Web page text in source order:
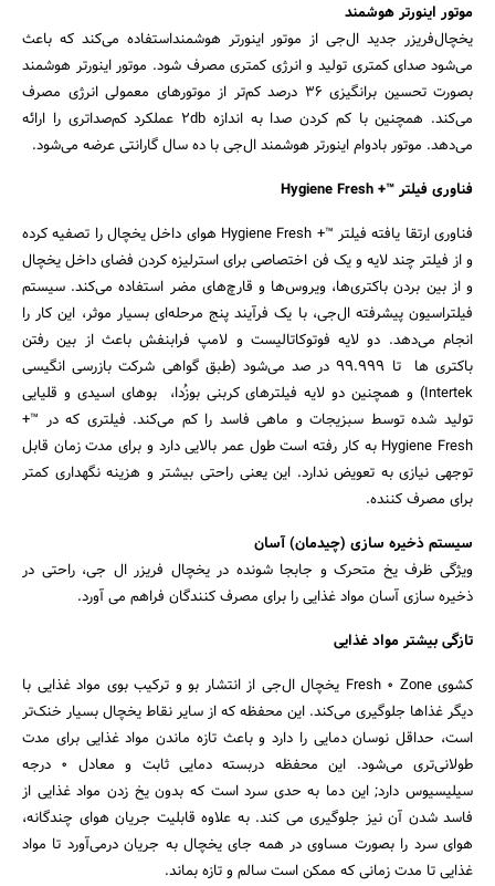
موتور اینورتر هوشمند
یخچال‌فریزر جدید ال‌جی از موتور اینورتر هوشمنداستفاده می‌کند که باعث
می‌شود صدای کمتری تولید و انرژی کمتری مصرف شود. موتور اینورتر هوشمند
بصورت تحسین برانگیزی 36 درصد کم‌تر از موتورهای معمولی انرژی مصرف
می‌کند. همچنین با کم کردن صدا به اندازه 2db عملکرد کم‌صداتری را ارائه
می‌دهد. موتور بادوام اینورتر هوشمند ال‌جی با ده سال گارانتی عرضه می‌شود.
فناوری فیلتر ™+ Hygiene Fresh
فناوری ارتقا یافته فیلتر ™+ Hygiene Fresh هوای داخل یخچال را تصفیه کرده
و از فیلتر چند لایه و یک فن اختصاصی برای استرلیزه کردن فضای داخل یخچال
و از بین بردن باکتری‌ها، ویروس‌ها و قارچ‌های مضر استفاده می‌کند. سیستم
فیلتراسیون پیشرفته ال‌جی، با یک فرآیند پنج مرحله‌ای بسیار موثر، این کار را
انجام می‌دهد. دو لایه فوتوکاتالیست و لامپ فرابنفش باعث از بین رفتن
باکتری ها تا 99.999 در صد می‌شود (طبق گواهی شرکت بازرسی انگیسی
Intertek) و همچنین دو لایه فیلترهای کربنی بوزُدا، بوهای اسیدی و قلیایی
تولید شده توسط سبزیجات و ماهی فاسد را کم می‌کند. فیلتری که در ™+
Hygiene Fresh به کار رفته است طول عمر بالایی دارد و برای مدت زمان قابل
توجهی نیازی به تعویض ندارد. این یعنی راحتی بیشتر و هزینه نگهداری کمتر
برای مصرف کننده.
سیستم ذخیره سازی (چیدمان) آسان
ویژگی ظرف یخ متحرک و جابجا شونده در یخچال فریزر ال جی، راحتی در
ذخیره سازی آسان مواد غذایی را برای مصرف کنندگان فراهم می آورد.
تازگی بیشتر مواد غذایی
کشوی Fresh 0 Zone یخچال ال‌جی از انتشار بو و ترکیب بوی مواد غذایی با
دیگر غذاها جلوگیری می‌کند. این محفظه که از سایر نقاط یخچال بسیار خنک‌تر
است، حداقل نوسان دمایی را دارد و باعث تازه ماندن مواد غذایی برای مدت
طولانی‌تری می‌شود. این محفظه دربسته دمایی ثابت و معادل 0 درجه
سیلیسیوس دارد; این دما به حدی سرد است که بدون یخ زدن مواد غذایی از
فاسد شدن آن نیز جلوگیری می کند. به علاوه قابلیت جریان هوای چندگانه،
هوای سرد را بصورت مساوی در همه جای یخچال به جریان درمی‌آورد تا مواد
غذایی تا مدت زمانی که ممکن است سالم و تازه بماند.